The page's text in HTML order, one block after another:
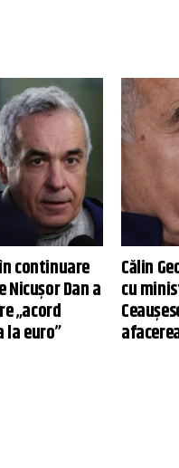
continuare
Nicușor Dan a
„acord
euro”
Călin
cu